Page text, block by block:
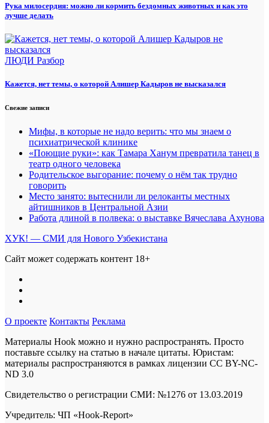
Рука милосердия: можно ли кормить бездомных животных и как это
лучше делать
ЛЮДИ Разбор
Кажется, нет темы, о которой Алишер Кадыров не высказался
Свежие записи
Мифы, в которые не надо верить: что мы знаем о
психиатрической клинике
«Поющие руки»: как Тамара Ханум превратила танец в
театр одного человека
Родительское выгорание: почему о нём так трудно
говорить
Место занято: вытеснили ли релоканты местных
айтишников в Центральной Азии
Работа длиной в полвека: о выставке Вячеслава Ахунова
ХУК! — СМИ для Нового Узбекистана
Сайт может содержать контент 18+
О проекте Контакты Реклама
Материалы Hook можно и нужно распространять. Просто
поставьте ссылку на статью в начале цитаты. Юристам:
материалы распространяются в рамках лицензии CC BY-NC-
ND 3.0
Свидетельство о регистрации СМИ: №1276 от 13.03.2019
Учредитель: ЧП «Hook-Report»